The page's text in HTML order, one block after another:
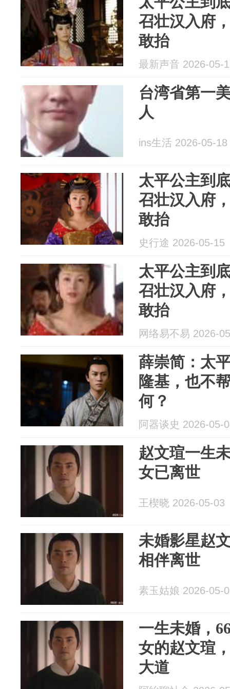
召壮汉入府
敢抬
最新声音 2026-05-
台湾省第一
人
ins生活 2026-05-18
太平公主到
召壮汉入府
敢抬
史行途 2026-05-15
太平公主到
召壮汉入府
敢抬
网络易不易 2026-
薛崇简：太
隆基，也不
何？
阿器谈史 2026-05-
赵文瑄一生
女已离世
王楔晓 2026-05-03
未婚影星赵
相伴离世
素玉姑娘 2026-05-
一生未婚，
女的赵文瑄
大道